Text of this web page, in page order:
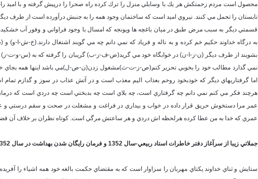
محصول است مردم زحمتكش هر يك با وسايلي منزل را ترك كرده راه صحرا را درپيش گرفته و با اميد
تابستان را تحمل مي كنند. نيروي اميد است كه ساختمان وجود همه را به جنبش درآورده است از طرف ديگر
قسمتي ديگر به سبب مرض طبق در ميان باغچه ها ويونجه كه امسال با وجود فراواني و وفور آب خشكيده
به درگاه خداوند حكيم خم كرده و به ناله و فرياد كه نمي دانم چه مي گويند اشتغال دارند.(خ-ش-ا-
بشويند از طرف ديگر (ن-ز-ا-ن) در خوابگاه خود مي گريد(ض-ف-ز-ب) گريبان را گرفته كه به (س-و-ت-
نمي گذارد مطالب خود را بخوبي تحرير كنم(ص-ز-ت-ث)مشغول زدن(ن-ص-ل)مي باشد اينها همه بجاي
اما گرفتاريهاي ديگر كه خودبخود روحم بعذاب اليم معذب است و در آتش عذاب در سوز و گدازم
هرچند فكر مي كنم نمي دانم چه گرفتاري است، چه بلاي است چه بدبختي است چه دردي است كه
عمر مرا دستخوش حريق قرار داده در خواب و بيداري در فراغت و مشغلت در صحت و سقم درستي و
عمري كه خدا به من عطا كرده هرلحظه اش دردي و هر ساعتش مرگي است. كوتاه نظران بر خلاف آن
جملاتي زيبا از سرآغاز دفتر خاطرات استاد ربيعي-سال 1352 و فرمان رايگان شدن بهداشت در سال 1352
ستايش و ثناي خداوند يكتاي مهربان را سزاوار است كه به مقتضاي حكمت بالغه خود همه اشياء را